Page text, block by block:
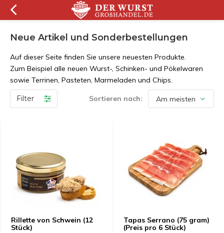
Neue Artikel und Sonderbestellungen
Auf dieser Seite finden Sie unsere neuesten Produkte.
Zum Beispiel alle neuen Wurst-, Schinken- und Pökelwaren
sowie Terrinen, Pasteten, Marmeladen und Chips.
Filter Sortieren nach:
Rillette von Schwein (12
Stück)
Tapas Serrano (75 gram)
(Preis pro 6 Stück)